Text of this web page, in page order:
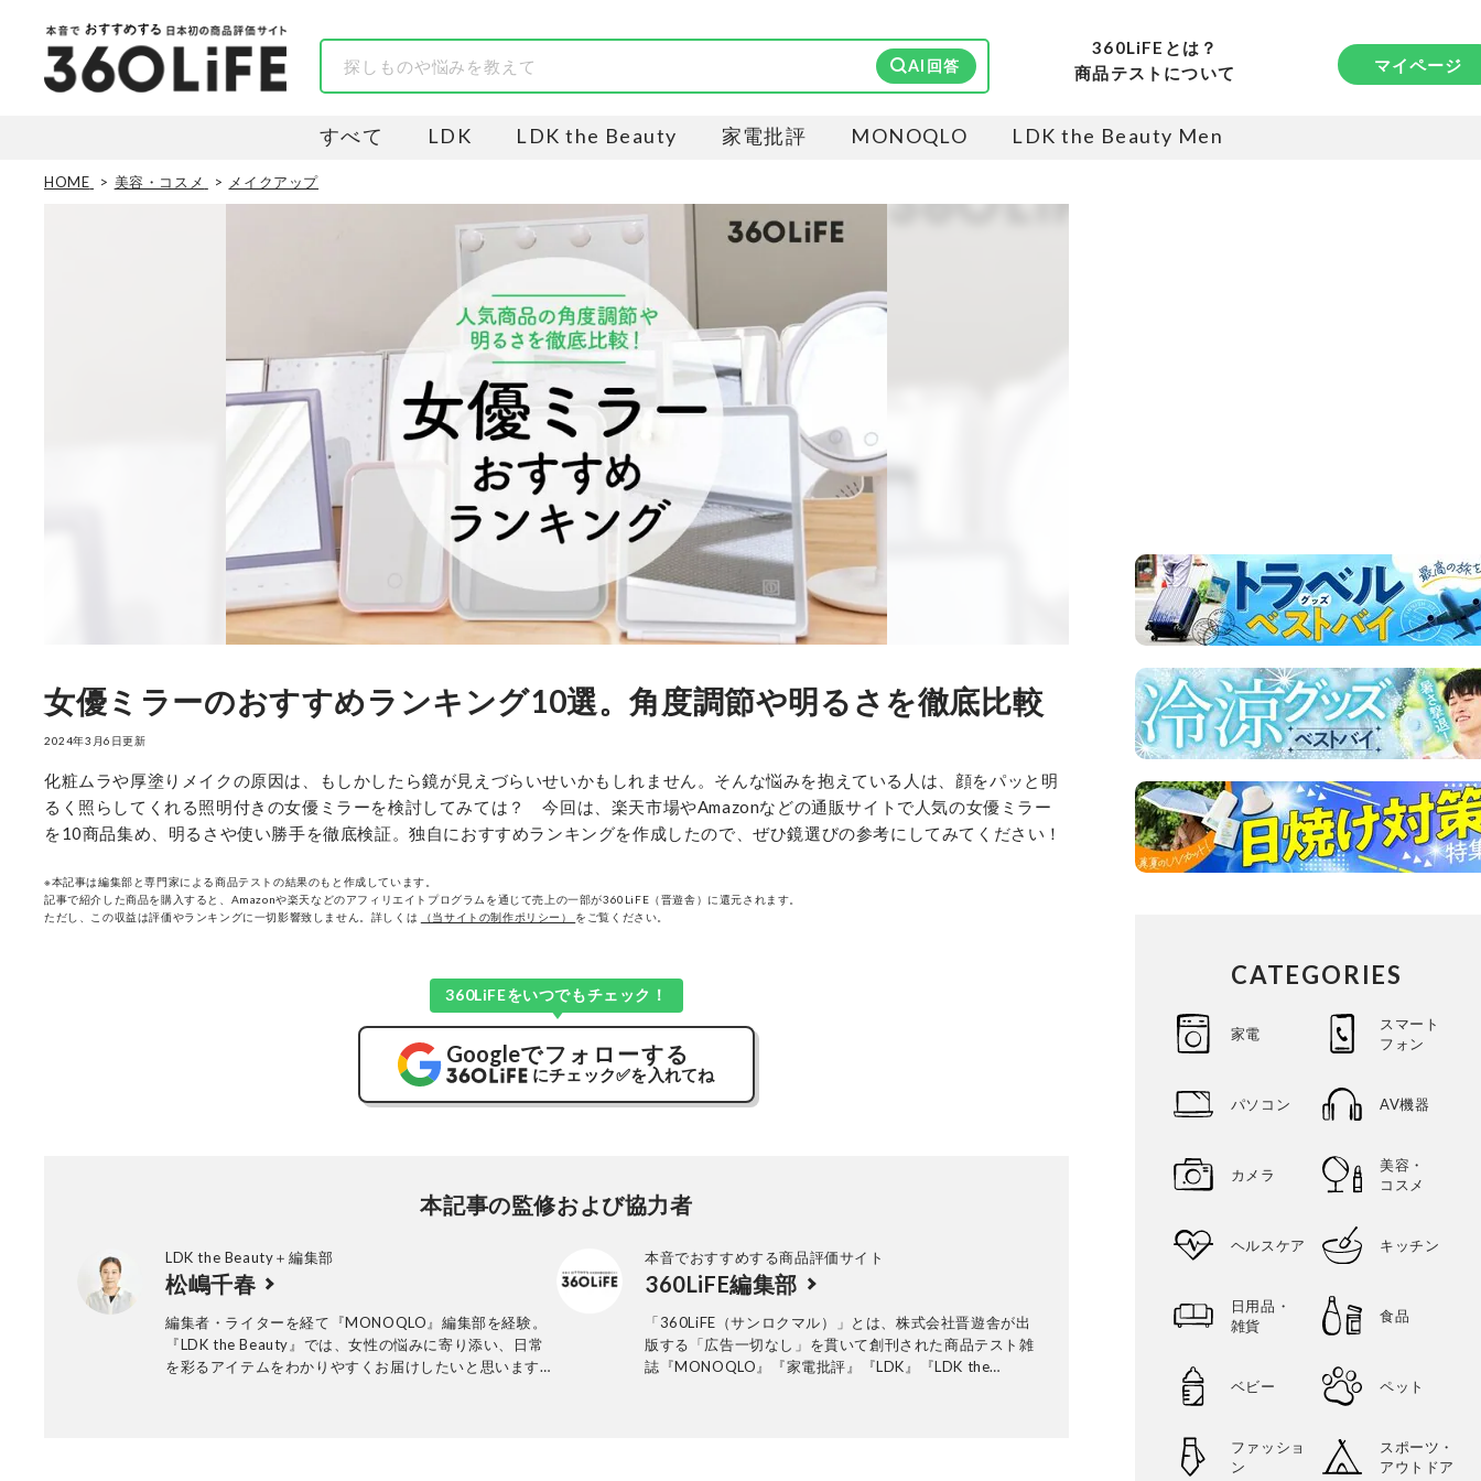
AI回答
360LiFEとは？
商品テストについて
マイページ
すべて LDK LDK the Beauty 家電批評 MONOQLO LDK the Beauty Men
HOME 美容・コスメ メイクアップ
女優ミラーのおすすめランキング10選。角度調節や明るさを徹底比較
2024年3月6日更新
化粧ムラや厚塗りメイクの原因は、もしかしたら鏡が見えづらいせいかもしれません。そんな悩みを抱えている人は、顔をパッと明
るく照らしてくれる照明付きの女優ミラーを検討してみては？ 今回は、楽天市場やAmazonなどの通販サイトで人気の女優ミラー
を10商品集め、明るさや使い勝手を徹底検証。独自におすすめランキングを作成したので、ぜひ鏡選びの参考にしてみてください！
※本記事は編集部と専門家による商品テストの結果のもと作成しています。
記事で紹介した商品を購入すると、Amazonや楽天などのアフィリエイトプログラムを通じて売上の一部が360LiFE（晋遊舎）に還元されます。
ただし、この収益は評価やランキングに一切影響致しません。詳しくは
（当サイトの制作ポリシー） をご覧ください。
360LiFEをいつでもチェック！
Googleでフォローする
にチェック✅を入れてね
本記事の監修および協力者
LDK the Beauty＋編集部
松嶋千春
編集者・ライターを経て『MONOQLO』編集部を経験。
『LDK the Beauty』では、女性の悩みに寄り添い、日常
を彩るアイテムをわかりやすくお届けしたいと思います。
本音でおすすめする商品評価サイト
360LiFE編集部
「360LiFE（サンロクマル）」とは、株式会社晋遊舎が出
版する「広告一切なし」を貫いて創刊された商品テスト雑
誌『MONOQLO』『家電批評』『LDK』『LDK the
CATEGORIES
家電
スマート
フォン
パソコン AV機器
カメラ
美容・
コスメ
ヘルスケア キッチン
日用品・
雑貨
食品
ベビー ペット
ファッショ
ン
スポーツ・
アウトドア